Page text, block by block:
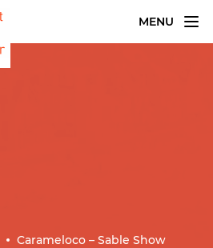
MENU
Carameloco – Sable Show